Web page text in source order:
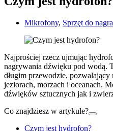
Mikrofony, Sprzęt do
Najprościej rzecz ujmując
nagrywania dźwięku pod wodą.
długim przewodzie,
jeziorach, morzach i oceanach.
dźwięków sztucznych jak i
Co znajdziesz w artykule?
Czym jest hydrofon?